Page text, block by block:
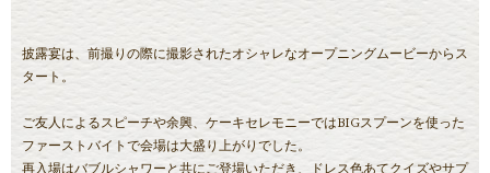
披露宴は、前撮りの際に撮影されたオシャレなオープニングムービーからス
タート。
ご友人によるスピーチや余興、ケーキセレモニーではBIGスプーンを使った
ファーストバイトで会場は大盛り上がりでした。
再入場はバブルシャワーと共にご登場いただき、ドレス色あてクイズやサプ